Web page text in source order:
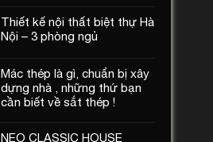
Thiết kế nội thất biệt thự Hà
Nội – 3 phòng ngủ
Mác thép là gì, chuẩn bị xây
dựng nhà , những thứ bạn
cần biết về sắt thép !
NEO CLASSIC HOUSE